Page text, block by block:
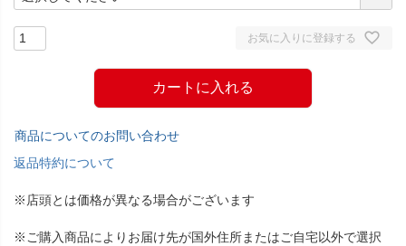
お気に入りに登録する
カートに入れる
商品についてのお問い合わせ
返品特約について
※店頭とは価格が異なる場合がございます
※ご購入商品によりお届け先が国外住所またはご自宅以外で選択